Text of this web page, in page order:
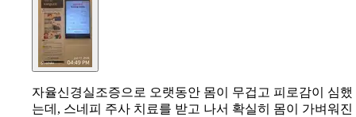
자율신경실조증으로 오랫동안 몸이 무겁고 피로감이 심했
는데, 스네피 주사 치료를 받고 나서 확실히 몸이 가벼워진